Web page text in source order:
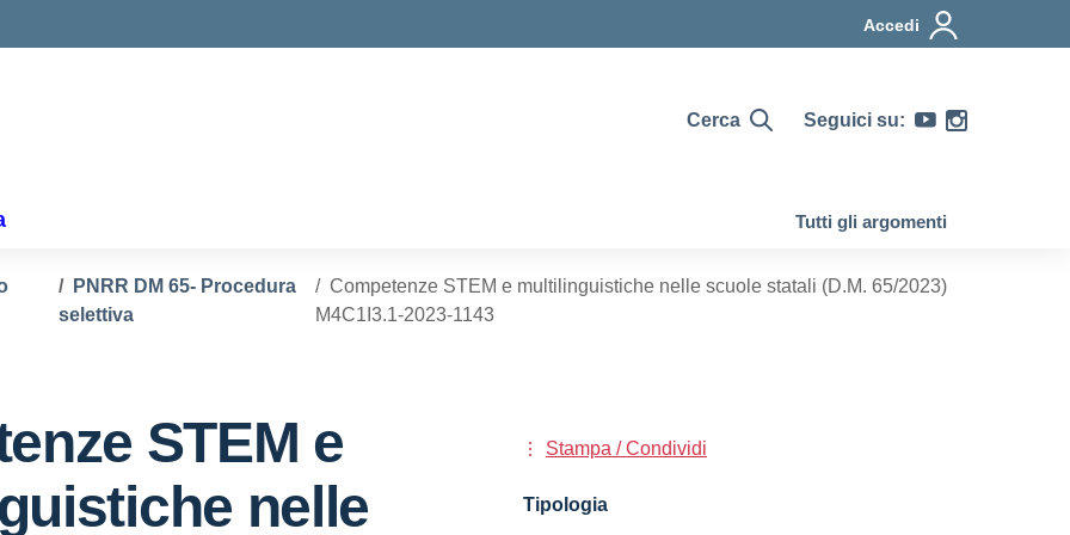
Accedi
Cerca Seguici su:
Tutti gli argomenti
PNRR DM 65- Procedura
selettiva
Competenze STEM e multilinguistiche nelle scuole statali (D.M. 65/2023)
M4C1I3.1-2023-1143
STEM e
nelle
Stampa / Condividi
Tipologia